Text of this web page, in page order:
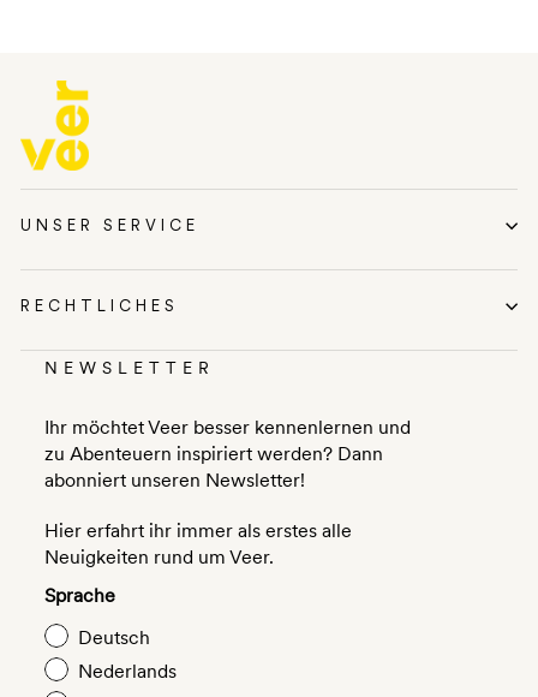
UNSER SERVICE
RECHTLICHES
NEWSLETTER
Ihr möchtet Veer besser kennenlernen und
zu Abenteuern inspiriert werden? Dann
abonniert unseren Newsletter!
Hier erfahrt ihr immer als erstes alle
Neuigkeiten rund um Veer.
Sprache
Deutsch
Nederlands